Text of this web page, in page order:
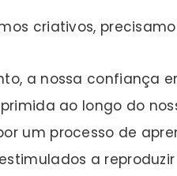
criativos,
a nossa confiança
ao longo do
um processo de
a